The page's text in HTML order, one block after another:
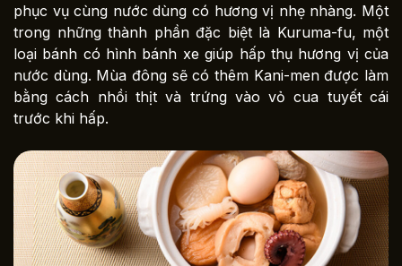
phục vụ cùng nước dùng có hương vị nhẹ nhàng. Một
trong những thành phần đặc biệt là Kuruma-fu, một
loại bánh có hình bánh xe giúp hấp thụ hương vị của
nước dùng. Mùa đông sẽ có thêm Kani-men được làm
bằng cách nhồi thịt và trứng vào vỏ cua tuyết cái
trước khi hấp.